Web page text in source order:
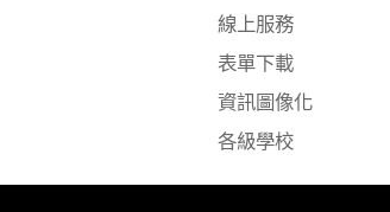
線上服務
表單下載
資訊圖像化
各級學校